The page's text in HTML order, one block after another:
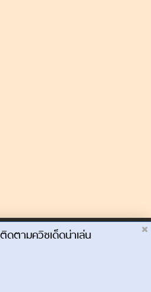
การณ์ของ
ดตามควิซเด็ดน่าเล่น